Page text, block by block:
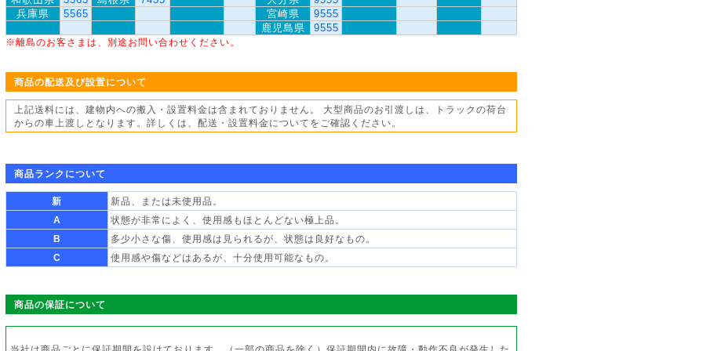
兵庫県
5565 宮崎県
9555
鹿児島県
9555
※離島のお客さまは、別途お問い合わせください。
商品の配送及び設置について
上記送料には、建物内への搬入・設置料金は含まれておりません。 大型商品のお引渡しは、トラックの荷台
からの車上渡しとなります。詳しくは、配送・設置料金についてをご確認ください。
商品ランクについて
新
新品、または未使用品。
A
状態が非常によく、使用感もほとんどない極上品。
B
多少小さな傷、使用感は見られるが、状態は良好なもの。
C
使用感や傷などはあるが、十分使用可能なもの。
商品の保証について